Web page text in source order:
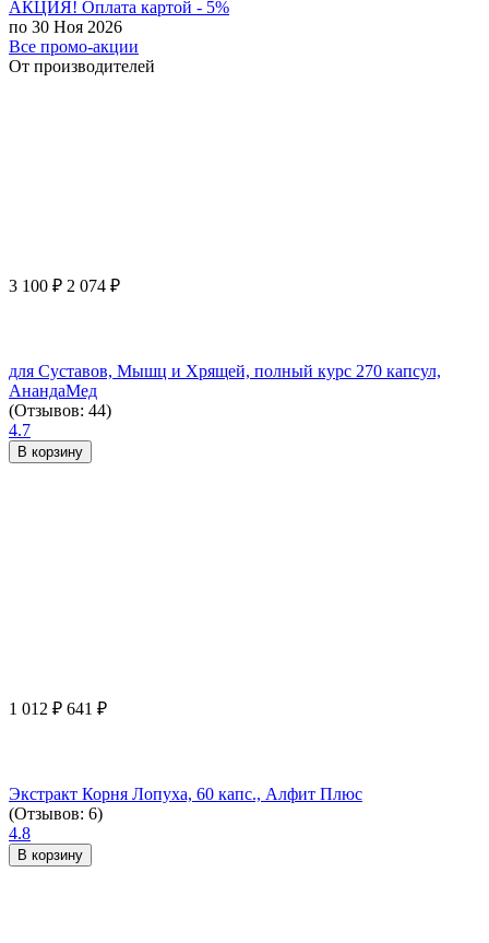
АКЦИЯ! Оплата картой - 5%
по 30 Ноя 2026
Все промо-акции
От производителей
3 100 ₽ 2 074 ₽
для Суставов, Мышц и Хрящей, полный курс 270 капсул,
АнандаМед
(Отзывов: 44)
4.7
В корзину
1 012 ₽ 641 ₽
Экстракт Корня Лопуха, 60 капс., Алфит Плюс
(Отзывов: 6)
4.8
В корзину